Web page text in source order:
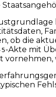
ob die
5-Akte mit